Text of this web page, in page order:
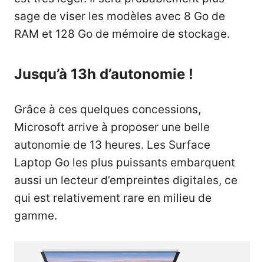
sage de viser les modèles avec 8 Go de
RAM et 128 Go de mémoire de stockage.
Jusqu’à 13h d’autonomie !
Grâce à ces quelques concessions,
Microsoft arrive à proposer une belle
autonomie de 13 heures. Les Surface
Laptop Go les plus puissants embarquent
aussi un lecteur d’empreintes digitales, ce
qui est relativement rare en milieu de
gamme.